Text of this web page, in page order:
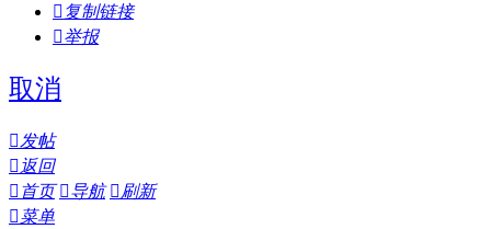
 复制链接
举报
取消
发帖
 返回
 首页 导航 刷新
菜单